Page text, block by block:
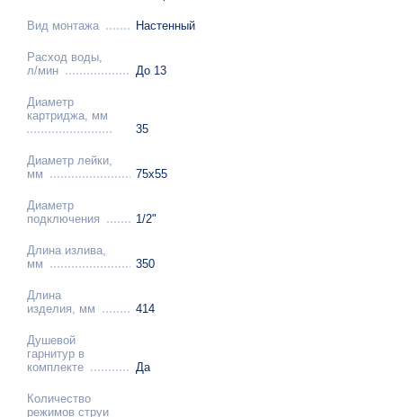
Вид монтажа Настенный
Расход воды,
л/мин
До 13
Диаметр
картриджа, мм
35
Диаметр лейки,
мм
75х55
Диаметр
подключения
1/2"
Длина излива,
мм
350
Длина
изделия, мм
414
Душевой
гарнитур в
комплекте
Да
Количество
режимов струи